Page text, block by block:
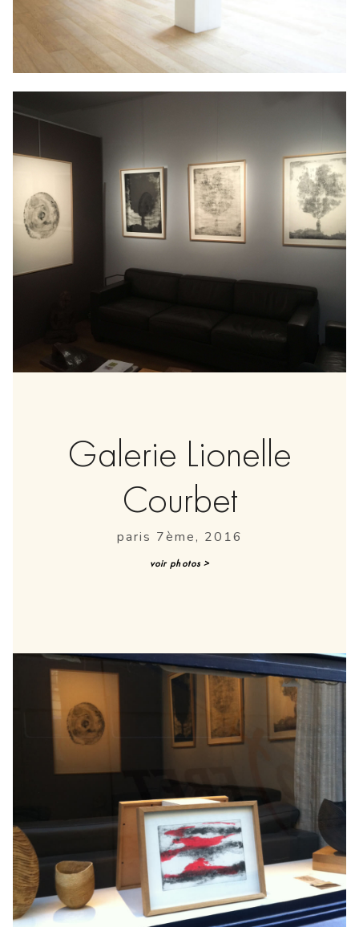
Galerie Lionelle
Courbet
paris 7ème, 2016
voir photos >